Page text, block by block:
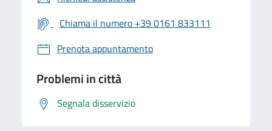
Chiama il numero +39 0161 833111
Prenota appuntamento
Problemi in città
Segnala disservizio